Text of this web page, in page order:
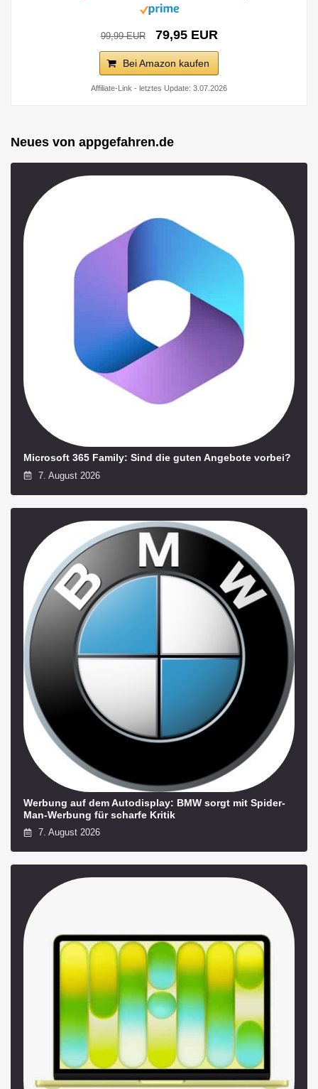
99,99 EUR 79,95 EUR
Bei Amazon kaufen
Affiliate-Link - letztes Update: 3.07.2026
Neues von appgefahren.de
Microsoft 365 Family: Sind die guten Angebote vorbei?
7. August 2026
Werbung auf dem Autodisplay: BMW sorgt mit Spider-
Man-Werbung für scharfe Kritik
7. August 2026